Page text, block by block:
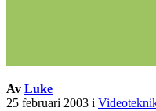
Av Luke
25 februari 2003 i